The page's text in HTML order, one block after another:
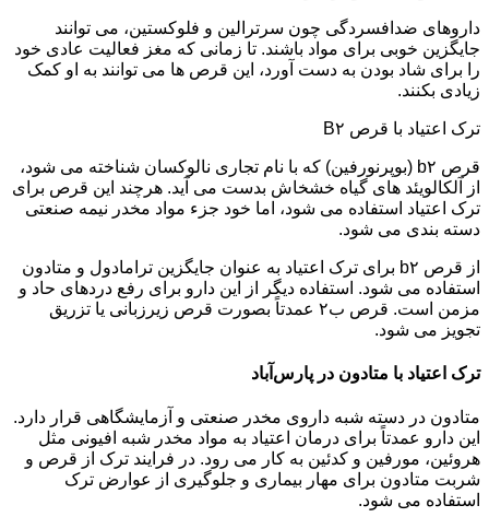
داروهای ضدافسردگی چون سرترالین و فلوکستین، می توانند
جایگزین خوبی برای مواد باشند. تا زمانی که مغز فعالیت عادی خود
را برای شاد بودن به دست آورد، این قرص ها می توانند به او کمک
زیادی بکنند.
ترک اعتیاد با قرص B۲
قرص b۲ (بوپرنورفین) که با نام تجاری نالوکسان شناخته می شود،
از آلکالویئد های گیاه خشخاش بدست می آید. هرچند این قرص برای
ترک اعتیاد استفاده می شود، اما خود جزء مواد مخدر نیمه صنعتی
دسته بندی می شود.
از قرص b۲ برای ترک اعتیاد به عنوان جایگزین ترامادول و متادون
استفاده می شود. استفاده دیگر از این دارو برای رفع دردهای حاد و
مزمن است. قرص ب۲ عمدتاً بصورت قرص زیرزبانی یا تزریق
تجویز می شود.
ترک اعتیاد با متادون در پارس‌آباد
متادون در دسته شبه داروی مخدر صنعتی و آزمایشگاهی قرار دارد.
این دارو عمدتاً برای درمان اعتیاد به مواد مخدر شبه افیونی مثل
هروئین، مورفین و کدئین به کار می رود. در فرایند ترک از قرص و
شربت متادون برای مهار بیماری و جلوگیری از عوارض ترک
استفاده می شود.